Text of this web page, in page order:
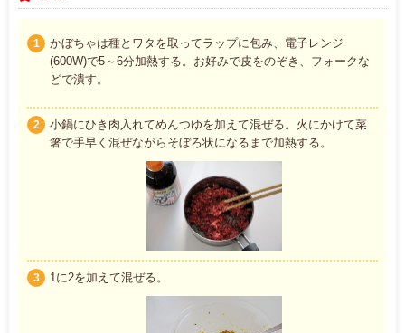
1
かぼちゃは種とワタを取ってラップに包み、電子レンジ
(600W)で5～6分加熱する。お好みで皮をのぞき、フォークな
どで潰す。
2
小鍋にひき肉入れてめんつゆを加えて混ぜる。火にかけて菜
箸で手早く混ぜながらそぼろ状になるまで加熱する。
3 1に2を加えて混ぜる。